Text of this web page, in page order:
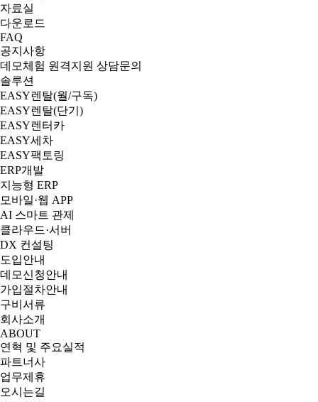
자료실
다운로드
FAQ
공지사항
데모체험 원격지원 상담문의
솔루션
EASY렌탈(월/구독)
EASY렌탈(단기)
EASY렌터카
EASY세차
EASY팩토링
ERP개발
지능형 ERP
모바일·웹 APP
AI 스마트 관제
클라우드·서버
DX 컨설팅
도입안내
데모신청안내
가입절차안내
구비서류
회사소개
ABOUT
연혁 및 주요실적
파트너사
업무제휴
오시는길